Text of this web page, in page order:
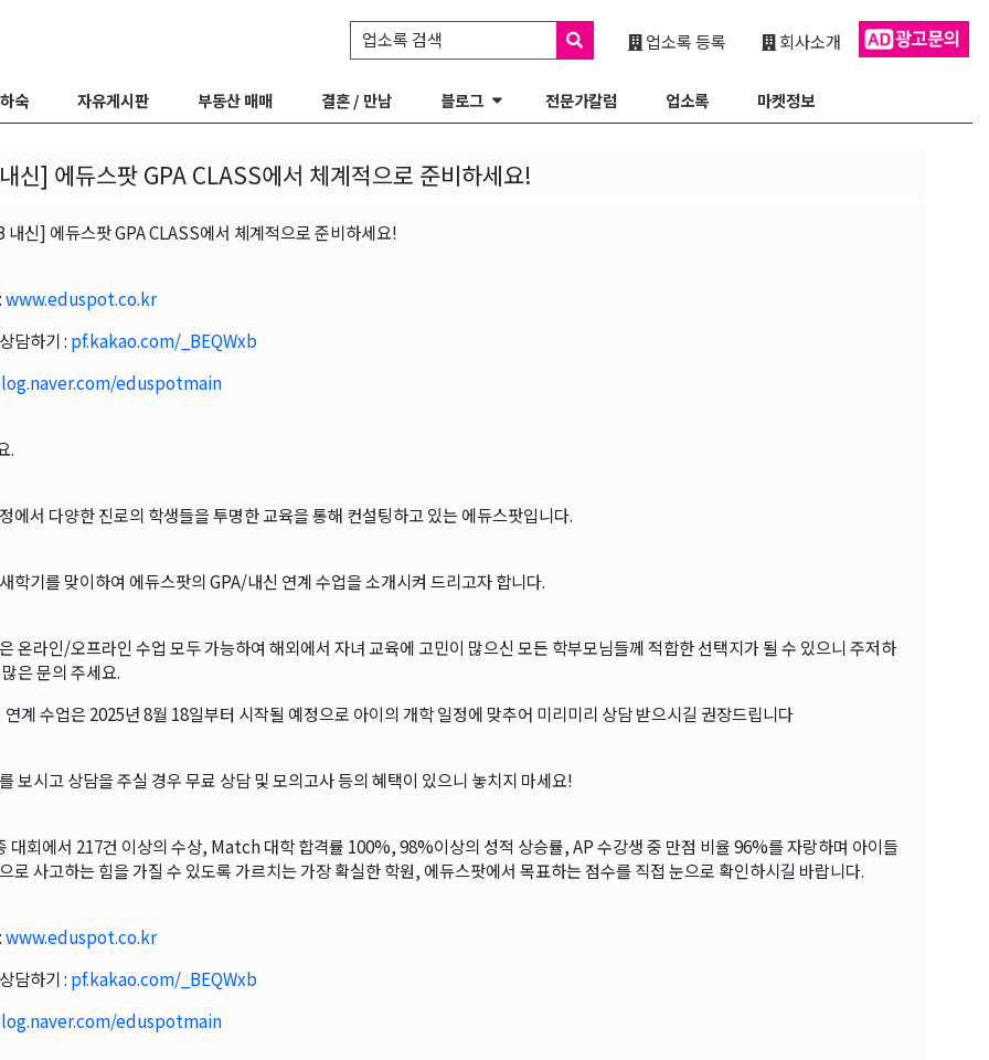
회사소개
업소록 등록
업소록 검색
숙 자유게시판 부동산 매매 결혼 / 만남 블로그 전문가칼럼 업소록 마켓정보
신] 에듀스팟 GPA CLASS에서 체계적으로 준비하세요!
내신] 에듀스팟 GPA CLASS에서 체계적으로 준비하세요!
www.eduspot.co.kr
담하기 : pf.kakao.com/_BEQWxb
eduspotmain
.
에서 다양한 진로의 학생들을 투명한 교육을 통해 컨설팅하고 있는 에듀스팟입니다.
학기를 맞이하여 에듀스팟의 GPA/내신 연계 수업을 소개시켜 드리고자 합니다.
온라인/오프라인 수업 모두 가능하여 해외에서 자녀 교육에 고민이 많으신 모든 학부모님들께 적합한 선택지가 될 수 있으니 주저하
은 문의 주세요.
계 수업은 2025년 8월 18일부터 시작될 예정으로 아이의 개학 일정에 맞추어 미리미리 상담 받으시길 권장드립니다
보시고 상담을 주실 경우 무료 상담 및 모의고사 등의 혜택이 있으니 놓치지 마세요!
대회에서 217건 이상의 수상, Match 대학 합격률 100%, 98%이상의 성적 상승률, AP 수강생 중 만점 비율 96%를 자랑하며 아이들
로 사고하는 힘을 가질 수 있도록 가르치는 가장 확실한 학원, 에듀스팟에서 목표하는 점수를 직접 눈으로 확인하시길 바랍니다.
www.eduspot.co.kr
담하기 : pf.kakao.com/_BEQWxb
eduspotmain